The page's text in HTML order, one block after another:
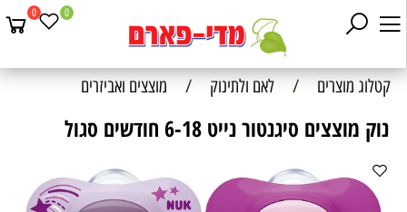
0 0
קטלוג מוצרים / לאם ולתינוק / מוצצים ואביזרים
נוק מוצצים סיגנטור נייט 6-18 חודשים סגול